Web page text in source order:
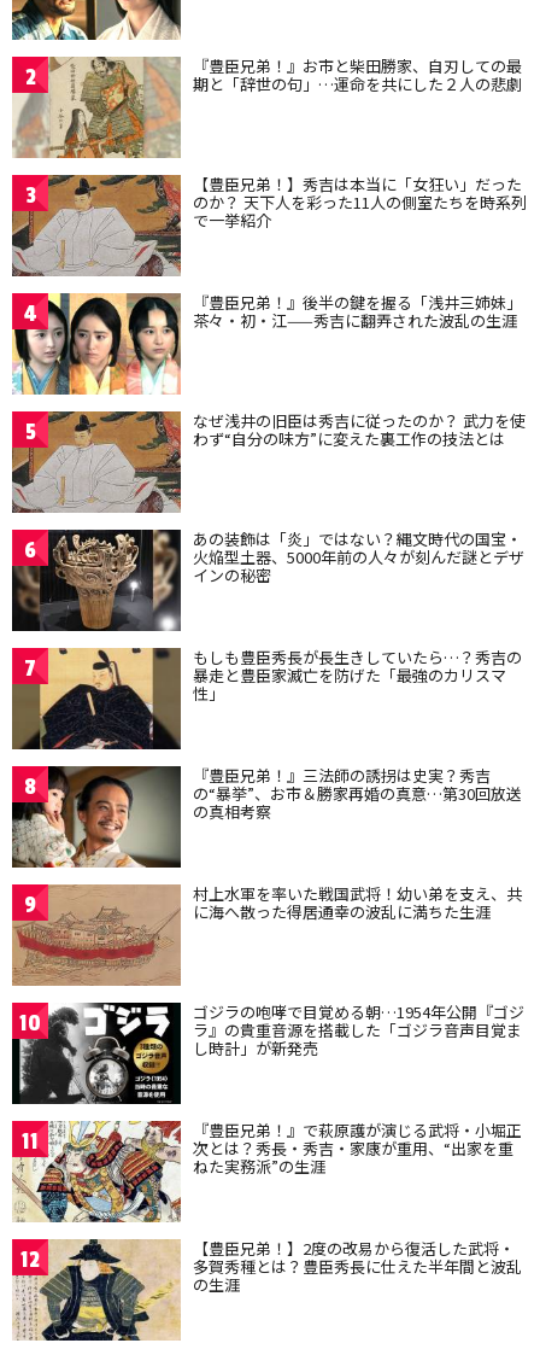
2 『豊臣兄弟！』お市と柴田勝家、自刃しての最
期と「辞世の句」…運命を共にした２人の悲劇
3 【豊臣兄弟！】秀吉は本当に「女狂い」だった
のか？ 天下人を彩った11人の側室たちを時系列
で一挙紹介
4 『豊臣兄弟！』後半の鍵を握る「浅井三姉妹」
茶々・初・江——秀吉に翻弄された波乱の生涯
5 なぜ浅井の旧臣は秀吉に従ったのか？ 武力を使
わず“自分の味方”に変えた裏工作の技法とは
6 あの装飾は「炎」ではない？縄文時代の国宝・
火焔型土器、5000年前の人々が刻んだ謎とデザ
インの秘密
7 もしも豊臣秀長が長生きしていたら…？秀吉の
暴走と豊臣家滅亡を防げた「最強のカリスマ
性」
8 『豊臣兄弟！』三法師の誘拐は史実？秀吉
の“暴挙”、お市＆勝家再婚の真意…第30回放送
の真相考察
9 村上水軍を率いた戦国武将！幼い弟を支え、共
に海へ散った得居通幸の波乱に満ちた生涯
10 ゴジラの咆哮で目覚める朝…1954年公開『ゴジ
ラ』の貴重音源を搭載した「ゴジラ音声目覚ま
し時計」が新発売
11 『豊臣兄弟！』で萩原護が演じる武将・小堀正
次とは？秀長・秀吉・家康が重用、“出家を重
ねた実務派”の生涯
12 【豊臣兄弟！】2度の改易から復活した武将・
多賀秀種とは？豊臣秀長に仕えた半年間と波乱
の生涯